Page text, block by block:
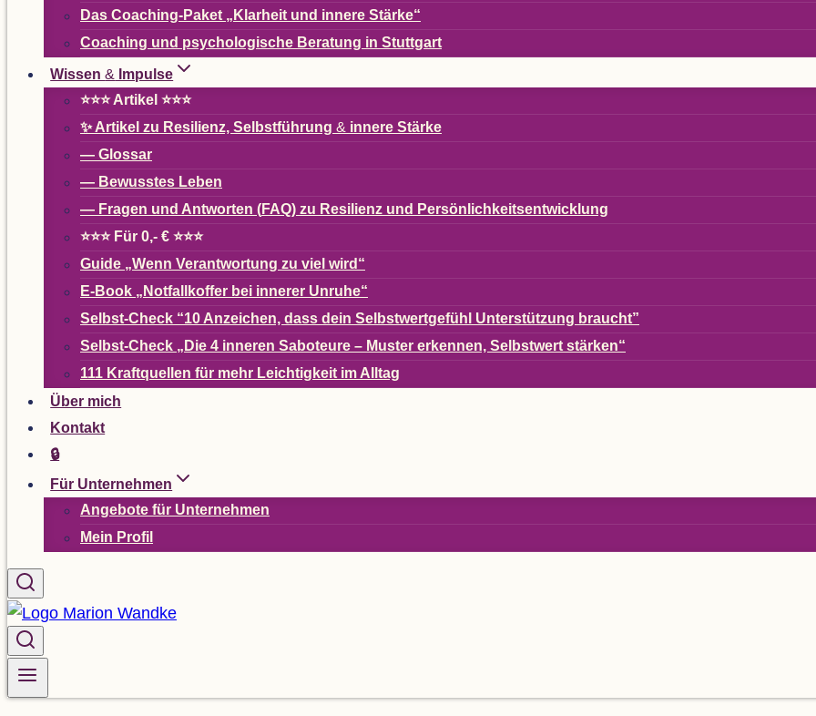
Das Coa­ching-Paket „ Klar­heit und innere Stärke“
Coa­ching und psy­cho­lo­gi­sche Bera­tung in Stuttgart
Wis­sen& Impulse
⭐⭐⭐ Arti­kel ⭐⭐⭐
✨ Arti­kel zu Resi­li­enz, Selbst­füh­rung & innere Stärke
— Glos­sar
— Bewuss­tes Leben
— Fra­gen und Ant­wor­ten (FAQ) zu Resi­li­enz und Persönlichkeitsentwicklung
⭐⭐⭐ Für 0,- € ⭐⭐⭐
Guide „Wenn Ver­ant­wor­tung zu viel wird“
E-Book „ Not­fall­kof­fer bei inne­rer Unruhe“
Selbst-Check “10 Anzei­chen, dass dein Selbst­wert­ge­fühl Unter­stüt­zung braucht”
Selbst-Check „ Die 4 inne­ren Sabo­teure – Mus­ter erken­nen, Selbst­wert stärken“
111 Kraft­quel­len für mehr Leich­tig­keit im Alltag
Über mich
Kon­takt
🔒
Für Unter­neh­men
Ange­bote für Unternehmen
Mein Pro­fil